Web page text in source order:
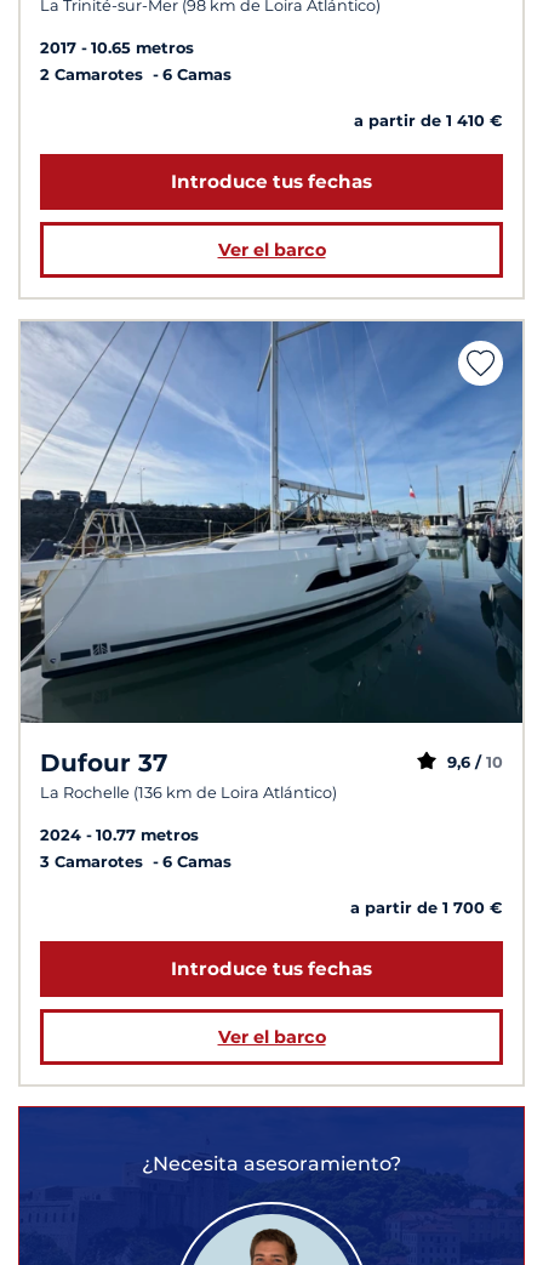
La Trinité-sur-Mer (98 km de Loira Atlántico)
2017
10.65 metros
2 Camarotes
6 Camas
a partir de 1 410 €
Introduce tus fechas
Ver el barco
Dufour 37
La Rochelle (136 km de Loira Atlántico)
9,6 / 10
2024
10.77 metros
3 Camarotes
6 Camas
a partir de 1 700 €
Introduce tus fechas
Ver el barco
¿Necesita asesoramiento?